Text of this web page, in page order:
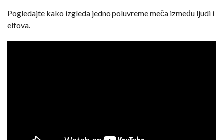
Pogledajte kako izgleda jedno poluvreme meča između ljudi i
elfova.